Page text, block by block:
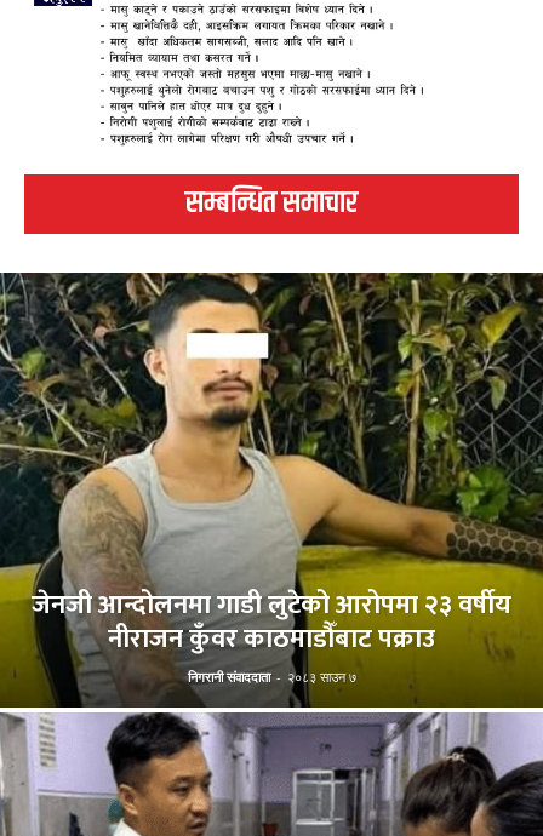
सम्बन्धित समाचार
जेनजी आन्दोलनमा गाडी लुटेको आरोपमा २३ वर्षीय
नीराजन कुँवर काठमाडौँबाट पक्राउ
निगरानी संवाददाता - २०८३ साउन ७